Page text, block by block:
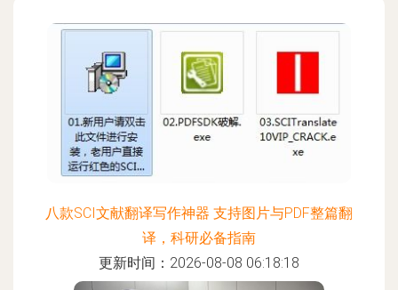
八款SCI文献翻译写作神器 支持图片与PDF整篇翻
译，科研必备指南
更新时间：2026-08-08 06:18:18